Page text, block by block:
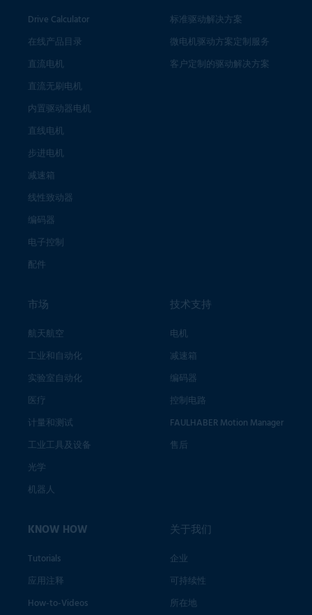
Drive Calculator
在线产品目录
直流电机
直流无刷电机
内置驱动器电机
直线电机
步进电机
减速箱
线性致动器
编码器
电子控制
配件
标准驱动解决方案
微电机驱动方案定制服务
客户定制的驱动解决方案
市场
航天航空
工业和自动化
实验室自动化
医疗
计量和测试
工业工具及设备
光学
机器人
技术支持
电机
减速箱
编码器
控制电路
FAULHABER Motion Manager
售后
KNOW HOW
Tutorials
应用注释
How-to-Videos
关于我们
企业
可持续性
所在地